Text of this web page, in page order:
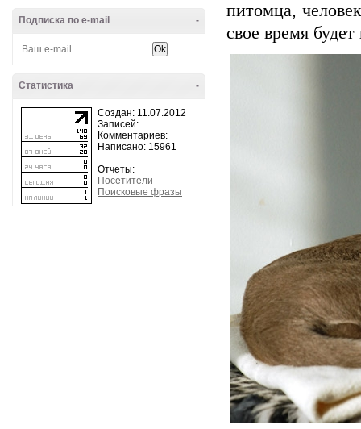
-
Подписка по e-mail
-
Статистика
Создан: 11.07.2012
Записей:
Комментариев:
Написано: 15961
Отчеты:
Посетители
Поисковые фразы
питомца,
свое время